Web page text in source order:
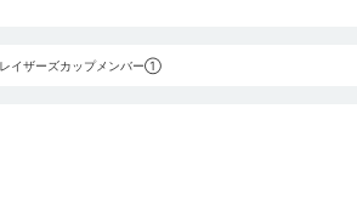
イザーズカップメンバー①